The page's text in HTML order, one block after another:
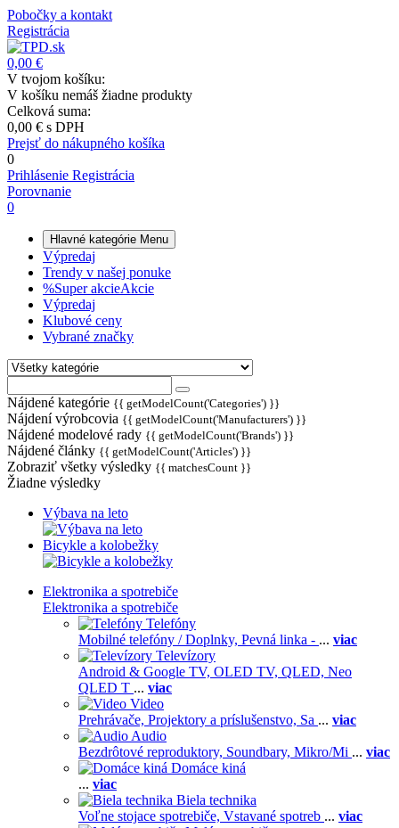
Pobočky a kontakt
Registrácia
0,00 €
V tvojom košíku:
V košíku nemáš žiadne produkty
Celková suma:
0,00 € s DPH
Prejsť do nákupného košíka
0
Prihlásenie Registrácia
Porovnanie
0
Hlavné kategórie Menu
Výpredaj
Trendy v našej ponuke
%Super akcieAkcie
Výpredaj
Klubové ceny
Vybrané značky
Nájdené kategórie {{ getModelCount('Categories') }}
Nájdení výrobcovia {{ getModelCount('Manufacturers') }}
Nájdené modelové rady {{ getModelCount('Brands') }}
Nájdené články {{ getModelCount('Articles') }}
Zobraziť všetky výsledky {{ matchesCount }}
Žiadne výsledky
Výbava na leto
Bicykle a kolobežky
Elektronika a spotrebiče
Elektronika a spotrebiče
Telefóny
Mobilné telefóny / Doplnky, Pevná linka - ... viac
Televízory
Android & Google TV, OLED TV, QLED, Neo
QLED T ... viac
Video
Prehrávače, Projektory a príslušenstvo, Sa ... viac
Audio
Bezdrôtové reproduktory, Soundbary, Mikro/Mi ... viac
Domáce kiná
... viac
Biela technika
Voľne stojace spotrebiče, Vstavané spotreb ... viac